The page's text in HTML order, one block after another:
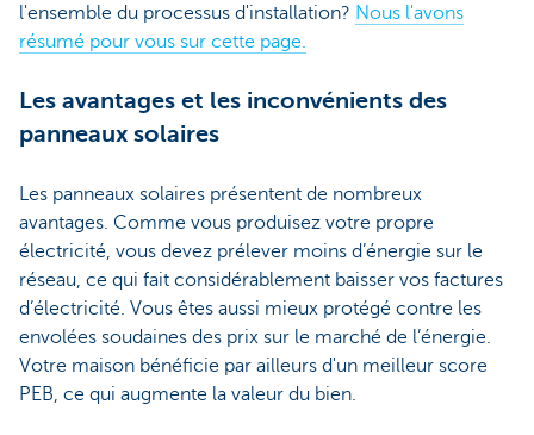
l'ensemble du processus d'installation? Nous l'avons
résumé pour vous sur cette page.
Les avantages et les inconvénients des
panneaux solaires
Les panneaux solaires présentent de nombreux
avantages. Comme vous produisez votre propre
électricité, vous devez prélever moins d’énergie sur le
réseau, ce qui fait considérablement baisser vos factures
d’électricité. Vous êtes aussi mieux protégé contre les
envolées soudaines des prix sur le marché de l’énergie.
Votre maison bénéficie par ailleurs d'un meilleur score
PEB, ce qui augmente la valeur du bien.